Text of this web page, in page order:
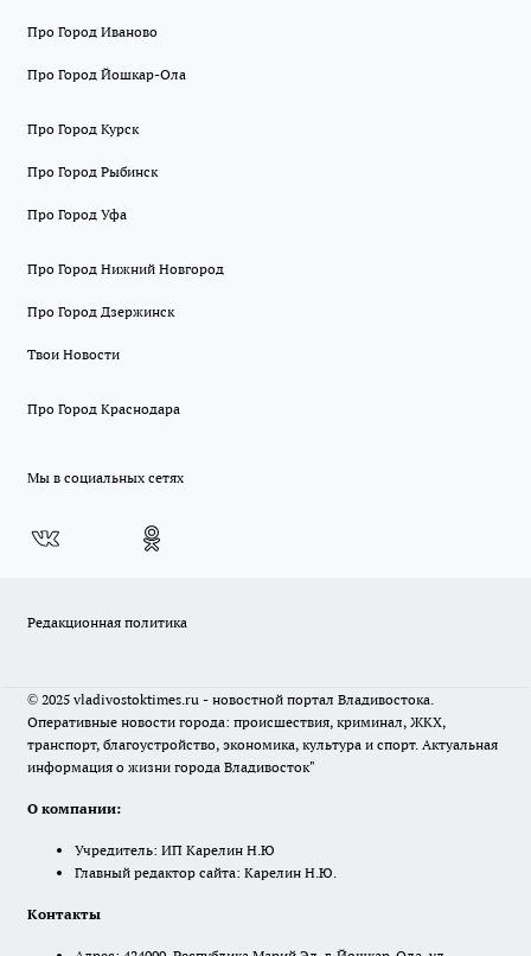
Про Город Иваново
Про Город Йошкар-Ола
Про Город Курск
Про Город Рыбинск
Про Город Уфа
Про Город Нижний Новгород
Про Город Дзержинск
Твои Новости
Про Город Краснодара
Мы в социальных сетях
Редакционная политика
© 2025 vladivostoktimes.ru - новостной портал Владивостока.
Оперативные новости города: происшествия, криминал, ЖКХ,
транспорт, благоустройство, экономика, культура и спорт. Актуальная
информация о жизни города Владивосток"
О компании:
Учредитель: ИП Карелин Н.Ю
Главный редактор сайта: Карелин Н.Ю.
Контакты